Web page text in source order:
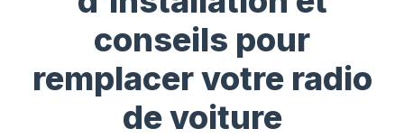
conseils pour
remplacer votre radio
de voiture